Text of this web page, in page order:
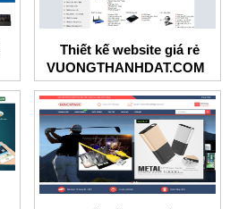
Thiết kế website giá rẻ
VUONGTHANHDAT.COM